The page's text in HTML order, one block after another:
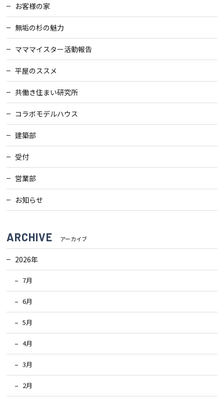
家づくりの資金計画
設計・施工品質管理
家づくりのスケジュール
よくあるご質問
スタッフブログ ZEH普及目標
プライバシー
サイトマップ
お客様の家
無垢の杉の魅力
マママイスター活動報告
平屋のススメ
共働き住まい研究所
コラボモデルハウス
建築部
受付
営業部
お知らせ
ARCHIVE アーカイブ
2026年
7月
6月
5月
4月
3月
2月